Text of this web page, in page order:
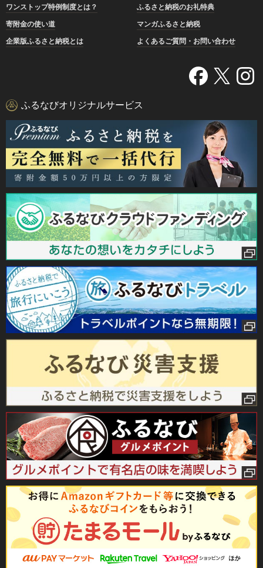
ワンストップ特例制度とは？
ふるさと納税のお礼特典
寄附金の使い道
マンガふるさと納税
企業版ふるさと納税とは
よくあるご質問・お問い合わせ
ふるなびオリジナルサービス